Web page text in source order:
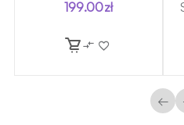
199.00zł
←